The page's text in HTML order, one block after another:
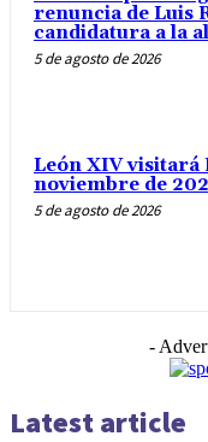
renuncia de Luis
candidatura a la
5 de agosto de 2026
León XIV visitará
noviembre de
5 de agosto de 2026
-
Latest article